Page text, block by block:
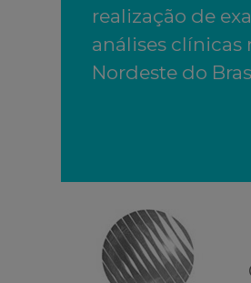
realização de
análises clínicas
Nordeste do